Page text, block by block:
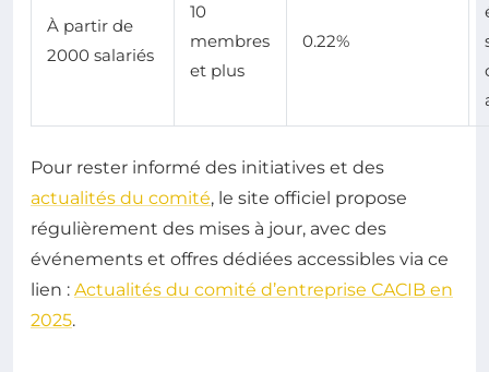
À partir de
2000 salariés
10
membres
et plus
0.22%
Pour rester informé des initiatives et des
actualités du comité, le site officiel propose
régulièrement des mises à jour, avec des
événements et offres dédiées accessibles via ce
lien : Actualités du comité d’entreprise CACIB en
2025.